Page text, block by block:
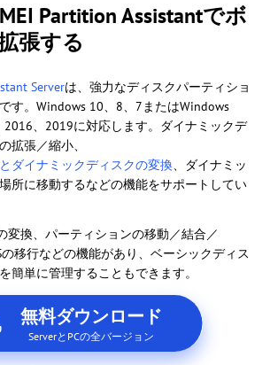
Partition Assistantでボ
張する
Serverは、強力なディスクパーティショ
す。Windows 10、8、7またはWindows
2016、2019に対応します。ダイナミックデ
拡張／縮小、
ダイナミックディスクの変換、ダイナミッ
所に移動するなどの機能をサポートしてい
変換、パーティションの移動／結合／
の移行などの機能があり、ベーシックディス
簡単に管理することもできます。
無料ダウンロード
ServerとPCの全バージョン